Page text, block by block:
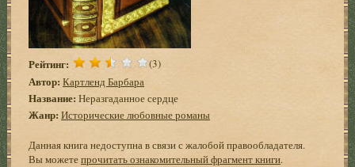
Рейтинг: (3)
Автор: Картленд Барбара
Название: Неразгаданное сердце
Жанр: Исторические любовные романы
Данная книга недоступна в связи с жалобой правообладателя.
Вы можетепрочитать ознакомительный фрагмент книги.